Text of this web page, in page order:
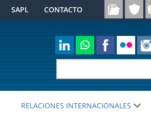
SAPL CONTACTO
RELACIONES INTERNACIONALES